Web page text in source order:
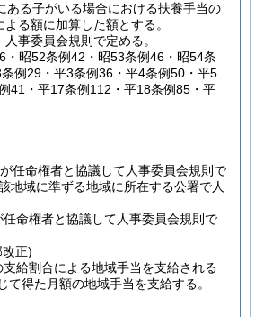
る子がいる場合における扶養手当の
よる額に加算した額とする。
事委員会規則で定める。
昭52条例42・昭53条例46・昭54条
例29・平3条例36・平4条例50・平5
41・平17条例112・平18条例85・平
任命権者と協議して人事委員会規則で
地域に準ずる地域に所在する公署で人
命権者と協議して人事委員会規則で
正)
給割合による地域手当を支給される
得た月額の地域手当を支給する。